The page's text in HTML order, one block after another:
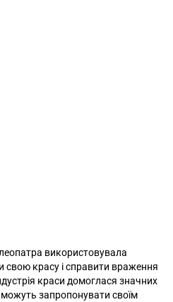
використовувала
свою красу і справити враження
краси домоглася значних
можуть запропонувати своїм